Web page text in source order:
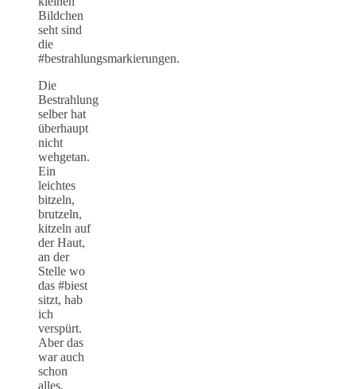
Bildchen
seht sind
die
#bestrahlungsmarkierungen.
Die
Bestrahlung
selber hat
überhaupt
nicht
wehgetan.
Ein
leichtes
bitzeln,
brutzeln,
kitzeln auf
der Haut,
an der
Stelle wo
das #biest
sitzt, hab
ich
verspürt.
Aber das
war auch
schon
alles.